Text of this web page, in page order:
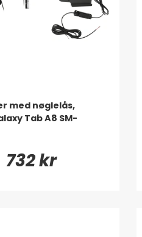
med nøglelås,
Tab A8 SM-
732 kr